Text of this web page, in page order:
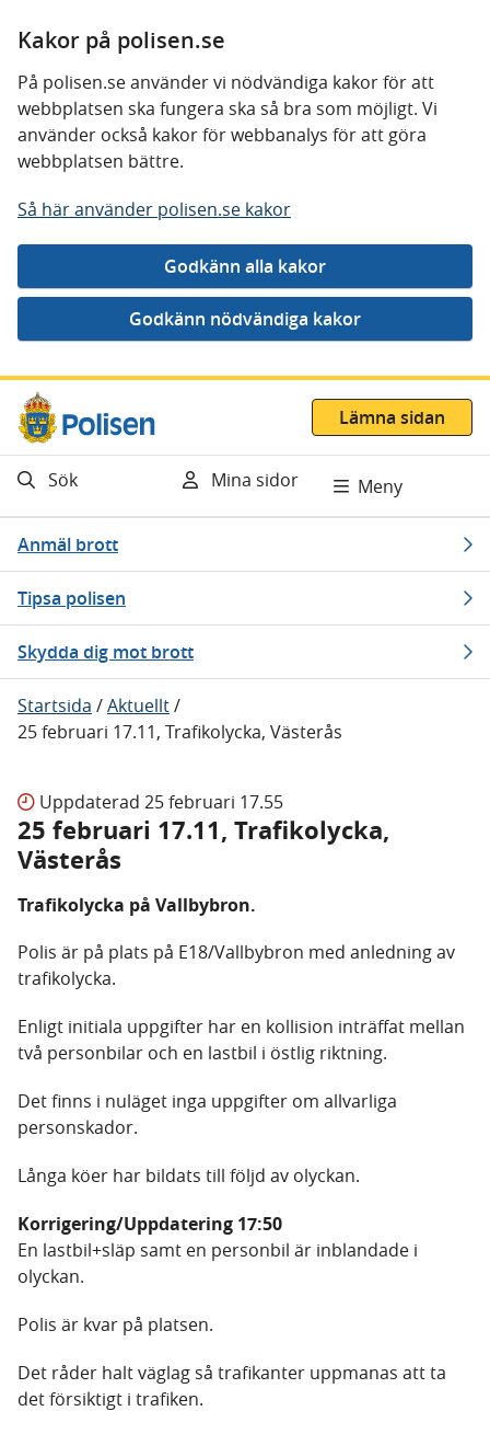
Kakor på polisen.se
På polisen.se använder vi nödvändiga kakor för att
webbplatsen ska fungera ska så bra som möjligt. Vi
använder också kakor för webbanalys för att göra
webbplatsen bättre.
Så här använder polisen.se kakor
Gå direkt till innehåll
Lämna sidan
Sök Mina sidor Meny
Anmäl brott
Tipsa polisen
Skydda dig mot brott
Startsida /Aktuellt/
25 februari 17.11, Trafikolycka, Västerås
Uppdaterad 25 februari 17.55
25 februari 17.11, Trafikolycka,
Västerås
Trafikolycka på Vallbybron.
Polis är på plats på E18/Vallbybron med anledning av
trafikolycka.
Enligt initiala uppgifter har en kollision inträffat mellan
två personbilar och en lastbil i östlig riktning.
Det finns i nuläget inga uppgifter om allvarliga
personskador.
Långa köer har bildats till följd av olyckan.
Korrigering/Uppdatering 17:50
En lastbil+släp samt en personbil är inblandade i
olyckan.
Polis är kvar på platsen.
Det råder halt väglag så trafikanter uppmanas att ta
det försiktigt i trafiken.